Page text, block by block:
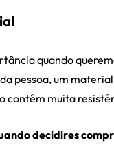
quando
pessoa, um
contêm muita
decidires